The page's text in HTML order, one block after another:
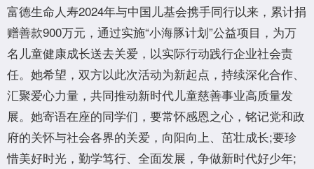
富德生命人寿2024年与中国儿基会携手同行以来，累计捐
赠善款900万元，通过实施“小海豚计划”公益项目，为万
名儿童健康成长送去关爱，以实际行动践行企业社会责
任。她希望，双方以此次活动为新起点，持续深化合作、
汇聚爱心力量，共同推动新时代儿童慈善事业高质量发
展。她寄语在座的同学们，要常怀感恩之心，铭记党和政
府的关怀与社会各界的关爱，向阳向上、茁壮成长;要珍
惜美好时光，勤学笃行、全面发展，争做新时代好少年;